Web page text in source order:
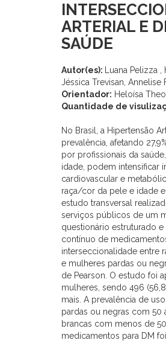
ARTERIAL E
SAÚDE
Autor(es):
Luana Pelizza
Jéssica Trevisan, Annelise
Orientador: Heloísa
Quantidade de
No Brasil, a Hipertensão
prevalência, afetando
por profissionais da
idade, podem intensificar
cardiovascular e
raça/cor da pele e idade
estudo transversal
serviços públicos de um
questionário estruturado
contínuo de
interseccionalidade entre
e mulheres pardas ou
de Pearson. O estudo foi
mulheres, sendo 496
mais. A prevalência de
pardas ou negras com 50
brancas com menos de
medicamentos para DM